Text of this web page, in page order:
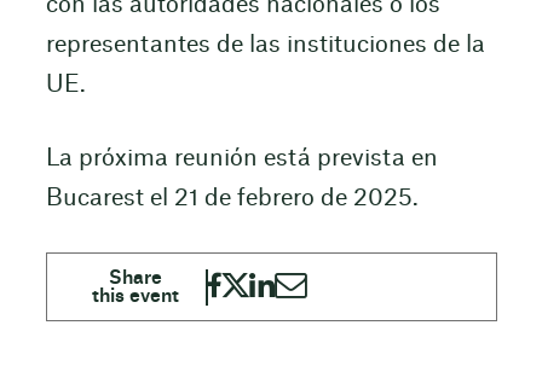
con las autoridades nacionales o los
representantes de las instituciones de la
UE.
La próxima reunión está prevista en
Bucarest el 21 de febrero de 2025.